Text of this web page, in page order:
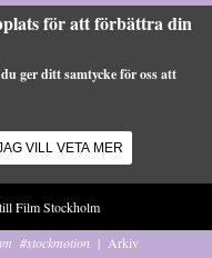
för att förbättra din
ger ditt samtycke för oss att
VILL VETA MER
Film Stockholm
#stockmotion | Arkiv